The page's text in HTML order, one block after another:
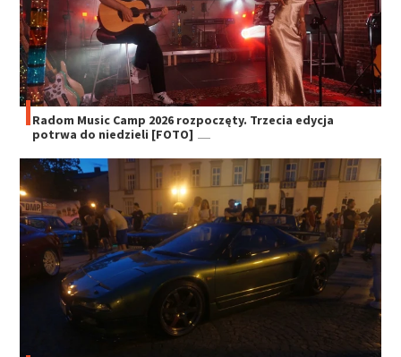
Radom Music Camp 2026 rozpoczęty. Trzecia edycja
potrwa do niedzieli [FOTO]